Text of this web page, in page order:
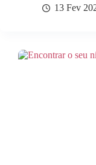
13 Fev